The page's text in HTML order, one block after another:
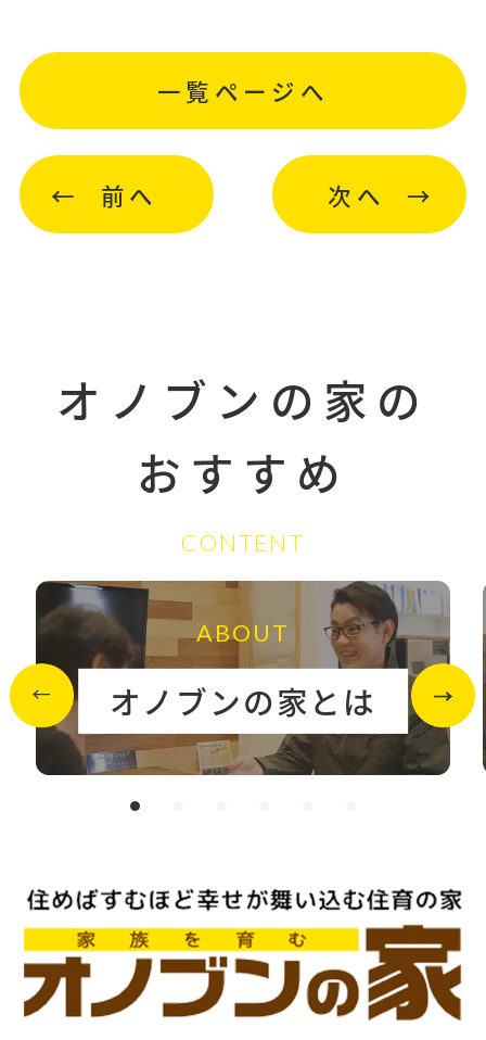
前へ
一覧ページへ
次へ
オノブンの家の
おすすめ
CONTENT
ABOUT
オノブンの家とは